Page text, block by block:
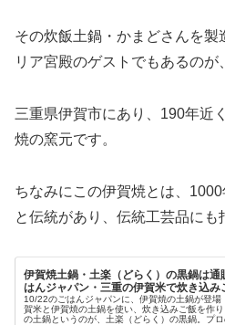
その炊飯土鍋・かまどさんを
リア宮殿のゲストでもあるのが
三重県伊賀市にあり、190年近
焼の窯元です。
ちなみにこの伊賀焼とは、
と伝統があり、伝統工芸品にも
伊賀焼土鍋・土楽（どらく）の黒鍋は通
はんジャパン・三重の伊賀米で炊き込み
10/22のごはんジャパンに、伊賀焼の土鍋が登場
賀米と伊賀焼の土鍋を使い、炊き込みご飯を作
の土鍋というのが、土楽（どらく）の黒鍋。プロ